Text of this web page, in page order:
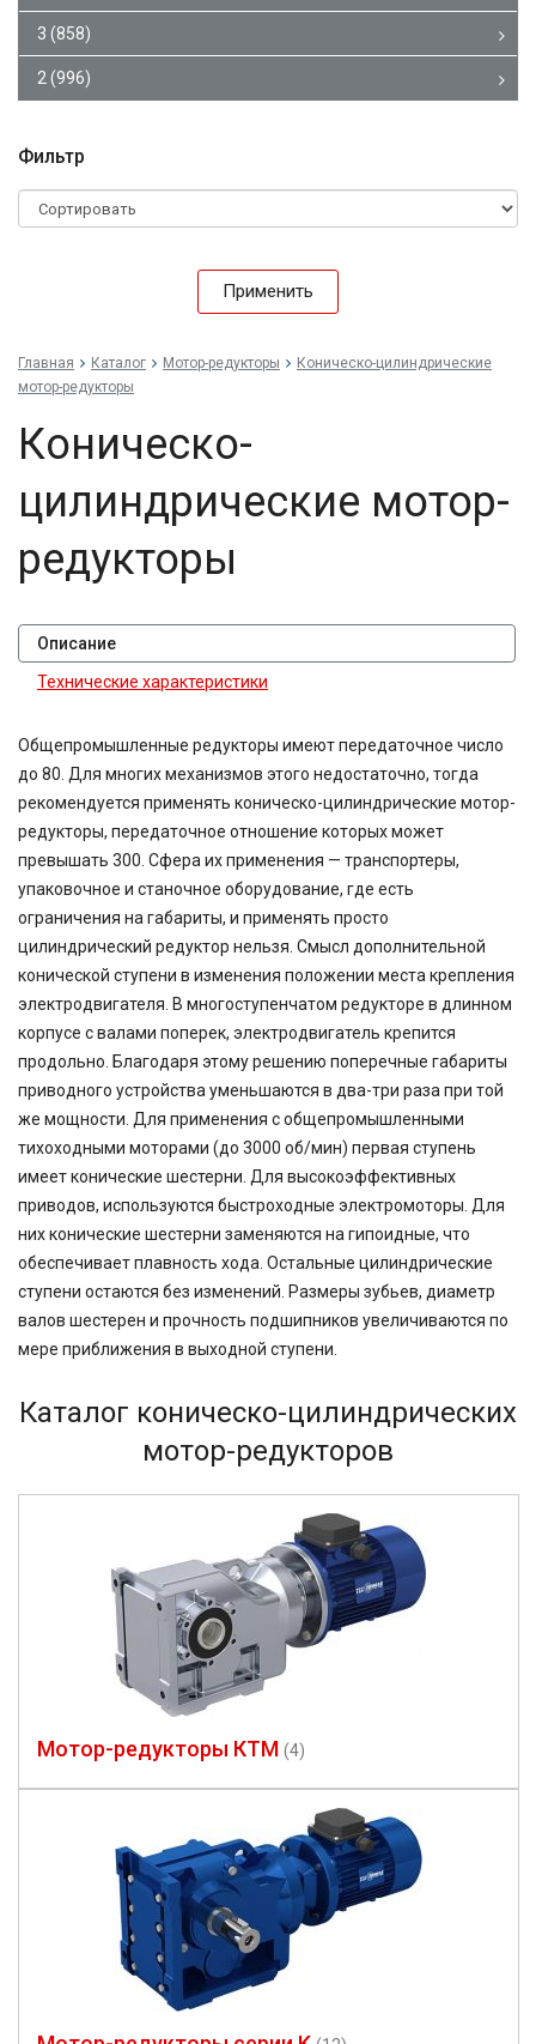
3 (858)
2 (996)
Фильтр
Применить
Главная Каталог Мотор-редукторы
Коническо-цилиндрические
мотор-редукторы
Коническо-
цилиндрические мотор-
редукторы
Описание
Технические характеристики
Общепромышленные редукторы имеют передаточное число
до 80. Для многих механизмов этого недостаточно, тогда
рекомендуется применять коническо-цилиндрические мотор-
редукторы, передаточное отношение которых может
превышать 300. Сфера их применения — транспортеры,
упаковочное и станочное оборудование, где есть
ограничения на габариты, и применять просто
цилиндрический редуктор нельзя. Смысл дополнительной
конической ступени в изменения положении места крепления
электродвигателя. В многоступенчатом редукторе в длинном
корпусе с валами поперек, электродвигатель крепится
продольно. Благодаря этому решению поперечные габариты
приводного устройства уменьшаются в два-три раза при той
же мощности. Для применения с общепромышленными
тихоходными моторами (до 3000 об/мин) первая ступень
имеет конические шестерни. Для высокоэффективных
приводов, используются быстроходные электромоторы. Для
них конические шестерни заменяются на гипоидные, что
обеспечивает плавность хода. Остальные цилиндрические
ступени остаются без изменений. Размеры зубьев, диаметр
валов шестерен и прочность подшипников увеличиваются по
мере приближения в выходной ступени.
Каталог коническо-цилиндрических
мотор-редукторов
Мотор-редукторы КТМ (4)